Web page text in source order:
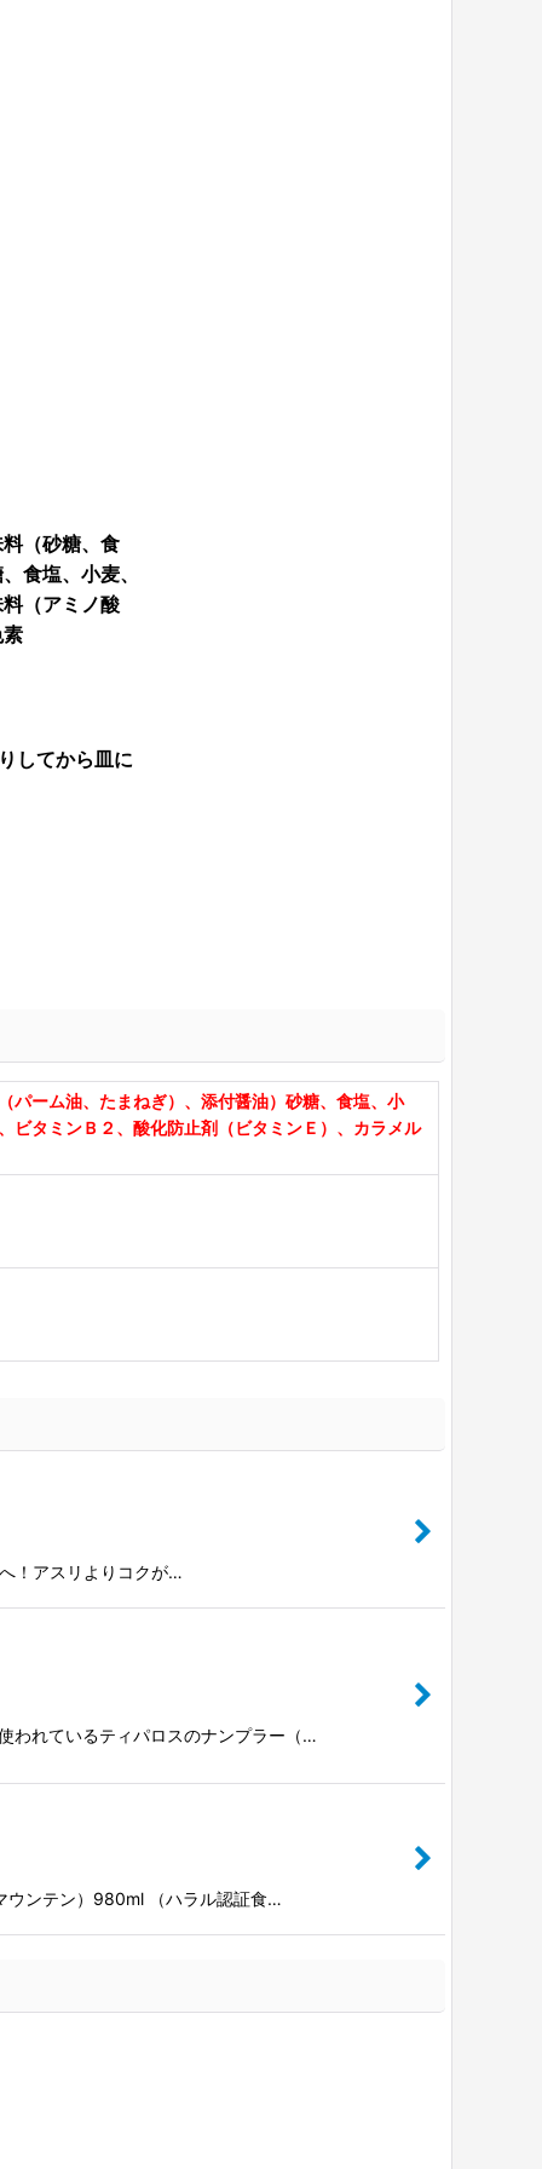
（砂糖、食
食塩、小麦、
（アミノ酸
してから皿に
パーム油、たまねぎ）、添付醤油）砂糖、食塩、小
ビタミンＢ２、酸化防止剤（ビタミンＥ）、カラメル
！アスリよりコクが…
われているティパロスのナンプラー（…
ンテン）980ml （ハラル認証食…